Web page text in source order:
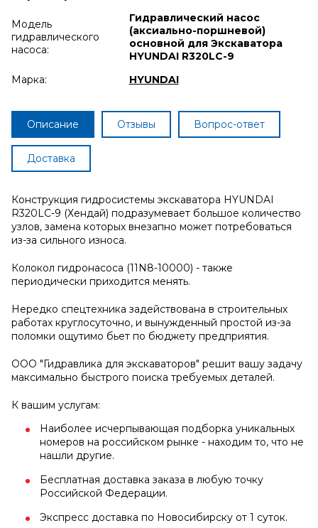
Модель
гидравлического
насоса:
Гидравлический насос
(аксиально-поршневой)
основной для Экскаватора
HYUNDAI R320LC-9
Марка:
HYUNDAI
Описание Отзывы Вопрос-ответ
Доставка
Конструкция гидросистемы экскаватора HYUNDAI
R320LC-9 (Хендай) подразумевает большое количество
узлов, замена которых внезапно может потребоваться
из-за сильного износа.
Колокол гидронасоса (11N8-10000) - также
периодически приходится менять.
Нередко спецтехника задействована в строительных
работах круглосуточно, и вынужденный простой из-за
поломки ощутимо бьет по бюджету предприятия.
ООО "Гидравлика для экскаваторов" решит вашу задачу
максимально быстрого поиска требуемых деталей.
К вашим услугам:
Наиболее исчерпывающая подборка уникальных
номеров на российском рынке - находим то, что не
нашли другие.
Бесплатная доставка заказа в любую точку
Российской Федерации.
Экспресс доставка по Новосибирску от 1 суток.